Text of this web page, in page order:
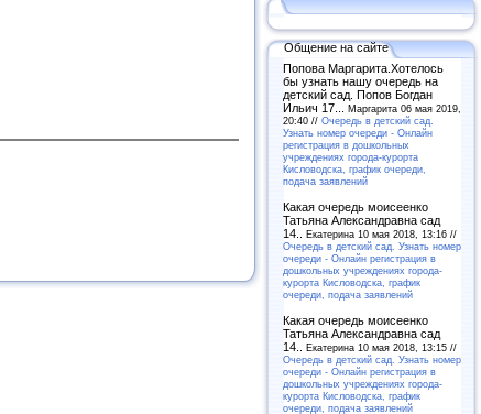
Общение на сайте
Попова Маргарита.Хотелось
бы узнать нашу очередь на
детский сад. Попов Богдан
Ильич 17... Маргарита 06 мая 2019,
20:40 // Очередь в детский сад.
Узнать номер очереди - Онлайн
регистрация в дошкольных
учреждениях города-курорта
Кисловодска, график очереди,
подача заявлений
Какая очередь моисеенко
Татьяна Александравна сад
14.. Екатерина 10 мая 2018, 13:16 //
Очередь в детский сад. Узнать номер
очереди - Онлайн регистрация в
дошкольных учреждениях города-
курорта Кисловодска, график
очереди, подача заявлений
Какая очередь моисеенко
Татьяна Александравна сад
14.. Екатерина 10 мая 2018, 13:15 //
Очередь в детский сад. Узнать номер
очереди - Онлайн регистрация в
дошкольных учреждениях города-
курорта Кисловодска, график
очереди, подача заявлений